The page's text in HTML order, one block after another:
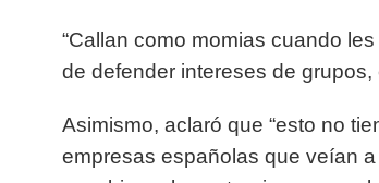
“Callan como momias cuando
de defender intereses de
Asimismo, aclaró que “esto no
empresas españolas que veían